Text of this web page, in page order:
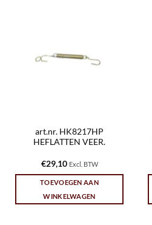
art.nr. HK8217HP
HEFLATTEN VEER.
€29,10 Excl. BTW
TOEVOEGEN AAN
WINKELWAGEN